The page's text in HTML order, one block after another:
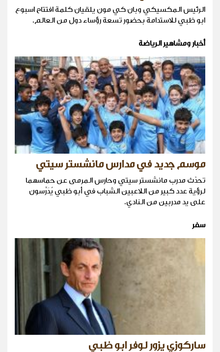
الرئيس المكسيكي وبان كي مون يلقيان كلمة افتتاح اسبوع
ابو ظبي للاستدامة بحضور تسعة رؤساء دول من العالم.
أخبار ومشاهير الرياضة
موسم جديد في مدارس مانشستر سيتي
تحدّث مدرب مانشستر سيتي وحارس المرمى عن حماسهما
لرؤية عدد كبير من اللاعبين الشباب في أبو ظبي يُدَرَّسون
على يد مدربين من النادي.
سفر
ساركوزي يزور لوفر ابو ظبي